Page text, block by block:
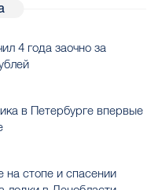
4 года заочно за
в Петербурге впервые
стопе и спасении